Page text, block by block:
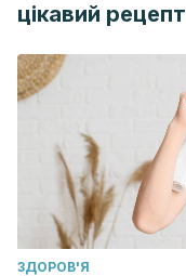
цікавий рецепт
ЗДОРОВ'Я